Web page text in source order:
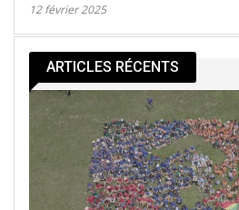
12 février 2025
ARTICLES RÉCENTS